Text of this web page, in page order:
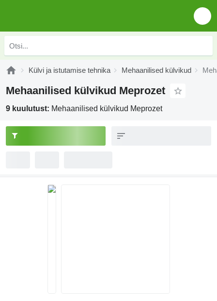
Külvi ja istutamise tehnika Mehaanilised külvikud
Mehaanilised külvikud Meprozet
9 kuulutust: Mehaanilised külvikud Meprozet